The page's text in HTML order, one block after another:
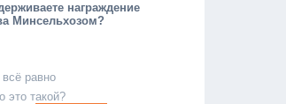
награждение
Минсельхозом?
равно
это такой?